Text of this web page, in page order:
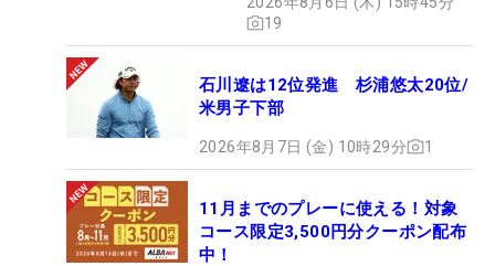
19
石川遼は12位発進 杉浦悠太20位/
米男子下部
2026年8月7日 (金) 10時29分 1
11月までのプレーに使える！対象
コース限定3,500円分クーポン配布
中！